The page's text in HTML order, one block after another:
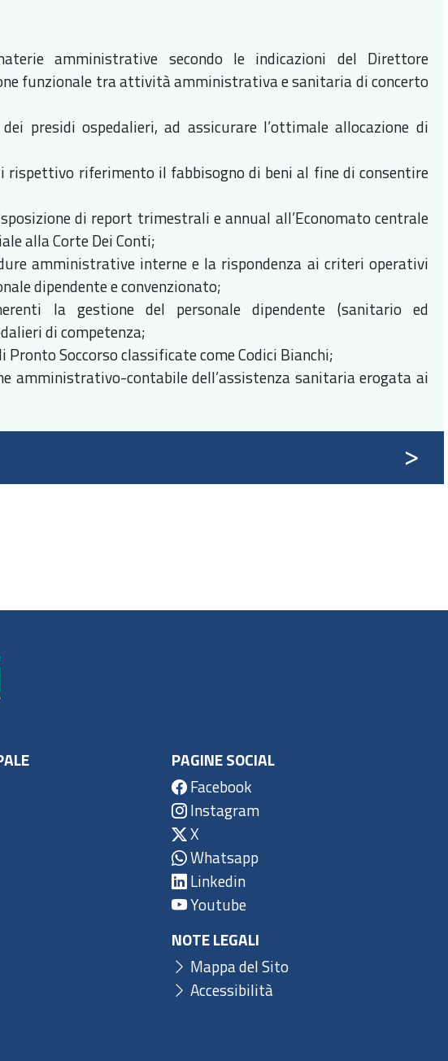
amministrative secondo le indicazioni del Direttore
funzionale tra attività amministrativa e sanitaria di concerto
presidi ospedalieri, ad assicurare l’ottimale allocazione di
rispettivo riferimento il fabbisogno di beni al fine di consentire
di report trimestrali e annual all’Economato centrale
alla Corte Dei Conti;
amministrative interne e la rispondenza ai criteri operativi
dipendente e convenzionato;
la gestione del personale dipendente (sanitario ed
di competenza;
Soccorso classificate come Codici Bianchi;
amministrativo-contabile dell’assistenza sanitaria erogata ai
PAGINE SOCIAL
Facebook
Instagram
X
Whatsapp
Linkedin
Youtube
NOTE LEGALI
Mappa del Sito
Accessibilità